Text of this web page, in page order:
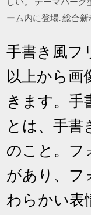
ーム内に登場. 総合新
手書き風フ
以上から画
きます。手
とは、手書
のこと。フ
があり、フ
わらかい表